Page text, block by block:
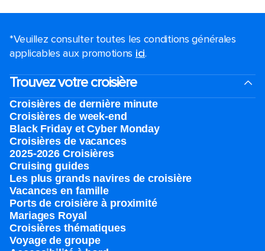
*Veuillez consulter toutes les conditions générales
applicables aux promotions ici.
Trouvez votre croisière
Croisières de dernière minute
Croisières de week-end
Black Friday et Cyber Monday
Croisières de vacances
2025-2026 Croisières
Cruising guides
Les plus grands navires de croisière
Vacances en famille
Ports de croisière à proximité
Mariages Royal
Croisières thématiques
Voyage de groupe​